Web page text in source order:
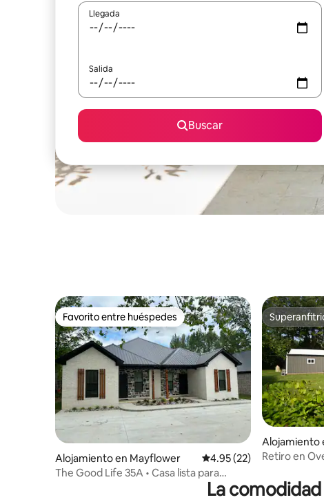
Llegada
Salida
Buscar
Favorito entre huéspedes
Favorito entre huéspedes
Alojamiento en Mayflower Calificación promedio:
4.95 (22)
The Good Life 35A • Casa lista para
Alojamiento
Retiro en
La